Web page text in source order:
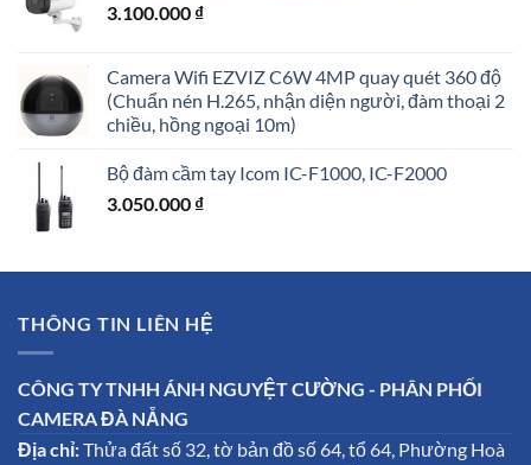
3.100.000 ₫
Camera Wifi EZVIZ C6W 4MP quay quét 360 độ
(Chuẩn nén H.265, nhận diện người, đàm thoại 2
chiều, hồng ngoại 10m)
Bộ đàm cầm tay Icom IC-F1000, IC-F2000
3.050.000 ₫
THÔNG TIN LIÊN HỆ
CÔNG TY TNHH ÁNH NGUYỆT CƯỜNG - PHÂN PHỐI
CAMERA ĐÀ NẴNG
Địa chỉ:Thửa đất số 32, tờ bản đồ số 64, tổ 64, Phường Hoà